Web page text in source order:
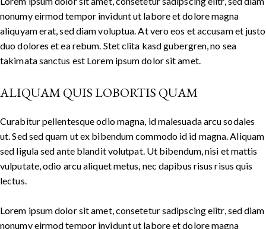
nonumy eirmod tempor invidunt ut labore et dolore magna
aliquyam erat, sed diam voluptua. At vero eos et accusam et justo
duo dolores et ea rebum. Stet clita kasd gubergren, no sea
takimata sanctus est Lorem ipsum dolor sit amet.
ALIQUAM QUIS LOBORTIS QUAM
Curabitur pellentesque odio magna, id malesuada arcu sodales
ut. Sed sed quam ut ex bibendum commodo id id magna. Aliquam
sed ligula sed ante blandit volutpat. Ut bibendum, nisi et mattis
vulputate, odio arcu aliquet metus, nec dapibus risus risus quis
lectus.
Lorem ipsum dolor sit amet, consetetur sadipscing elitr, sed diam
nonumy eirmod tempor invidunt ut labore et dolore magna